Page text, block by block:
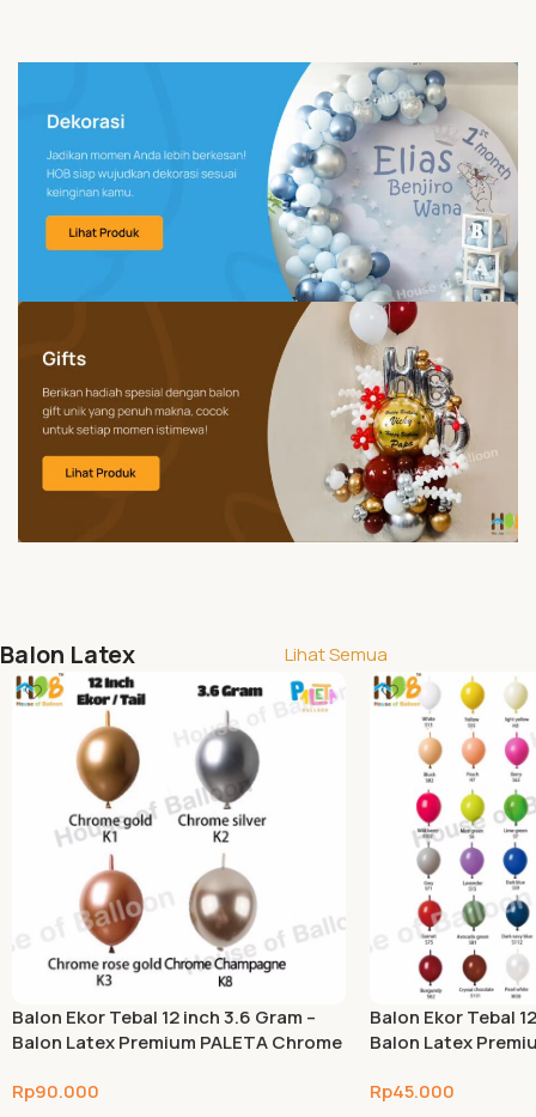
Balon Latex Lihat Semua
Balon Ekor Tebal 12 inch 3.6 Gram –
Balon Latex Premium PALETA Chrome
Rp90.000
Balon Ekor Tebal
Balon Latex
Rp45.000